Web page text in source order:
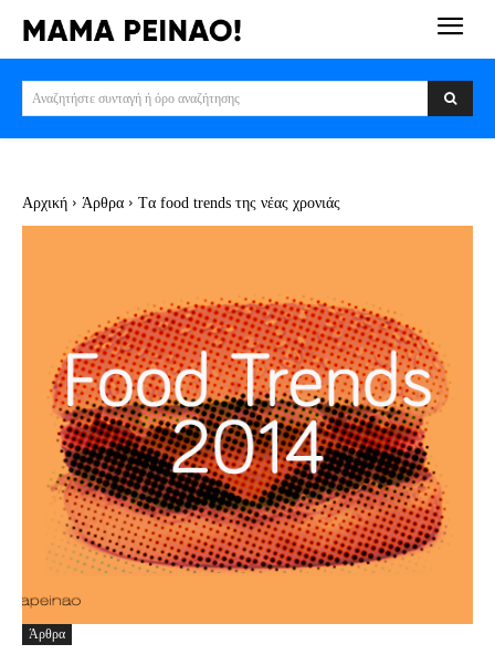
Αναζητήστε συνταγή ή όρο αναζήτησης
Αρχική Άρθρα Tα food trends της νέας χρονιάς
Άρθρα